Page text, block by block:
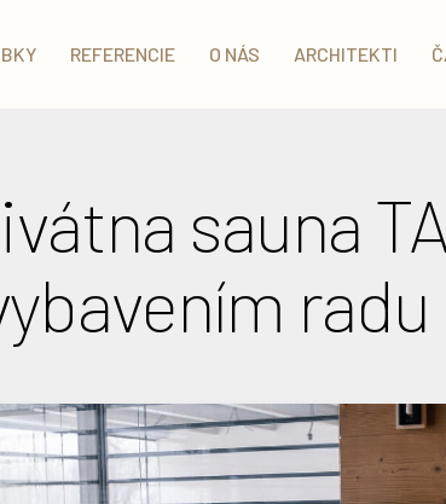
REFERENCIE O NÁS ARCHITEKTI
sauna
radu